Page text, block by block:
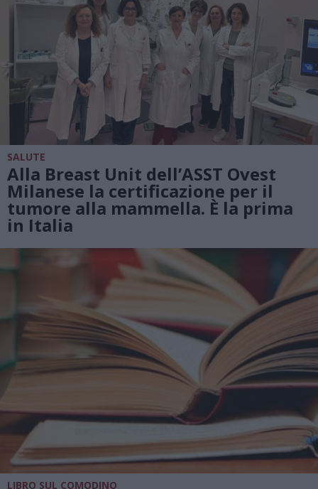
SALUTE
Alla Breast Unit dell’ASST Ovest
Milanese la certificazione per il
tumore alla mammella. È la prima
in Italia
LIBRO SUL COMODINO